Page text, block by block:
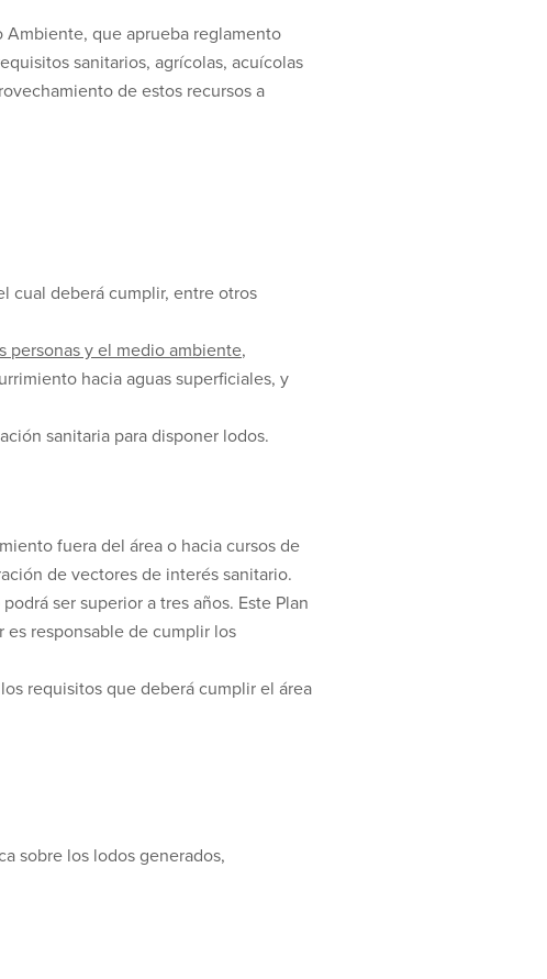
Ambiente, que aprueba reglamento
sanitarios, agrícolas, acuícolas
de estos recursos a
cual deberá cumplir, entre otros
personas y el medio ambiente,
hacia aguas superficiales, y
sanitaria para disponer lodos.
fuera del área o hacia cursos de
de vectores de interés sanitario.
ser superior a tres años. Este Plan
es responsable de cumplir los
requisitos que deberá cumplir el área
sobre los lodos generados,